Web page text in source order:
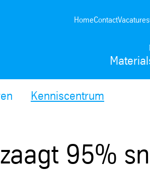
HomeContactVacatures
Kenniscentrum
95%